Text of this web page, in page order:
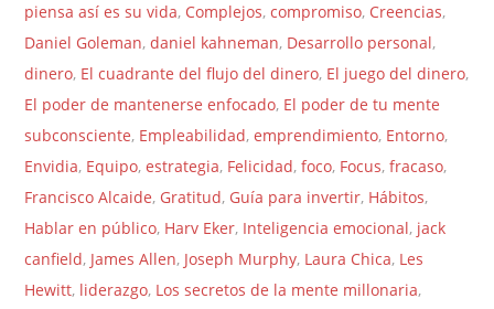
piensa así es su vida, Complejos,compromiso, Creencias,
Daniel Goleman,daniel kahneman, Desarrollo personal,
dinero, El cuadrante del flujo del dinero, El juego del dinero,
El poder de mantenerse enfocado, El poder de tu mente
subconsciente, Empleabilidad,emprendimiento, Entorno,
Envidia, Equipo,estrategia, Felicidad,foco, Focus,fracaso,
Francisco Alcaide, Gratitud, Guía para invertir, Hábitos,
Hablar en público, Harv Eker, Inteligencia emocional, jack
canfield, James Allen, Joseph Murphy, Laura Chica, Les
Hewitt, liderazgo, Los secretos de la mente millonaria,